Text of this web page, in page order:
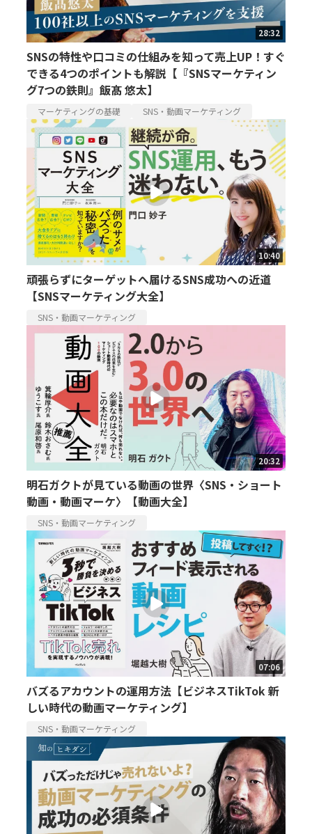
28:32
SNSの特性や口コミの仕組みを知って売上UP！すぐ
できる4つのポイントも解説【『SNSマーケティン
グ7つの鉄則』飯髙 悠太】
マーケティングの基礎 SNS・動画マーケティング
10:40
頑張らずにターゲットへ届けるSNS成功への近道
【SNSマーケティング大全】
SNS・動画マーケティング
20:32
明石ガクトが見ている動画の世界〈SNS・ショート
動画・動画マーケ〉【動画大全】
SNS・動画マーケティング
07:06
バズるアカウントの運用方法【ビジネスTikTok 新
しい時代の動画マーケティング】
SNS・動画マーケティング